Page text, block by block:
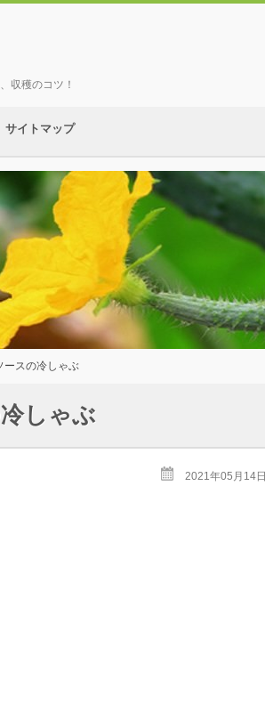
収穫のコツ！
サイトマップ
ースの冷しゃぶ
しゃぶ
2021年05月14日